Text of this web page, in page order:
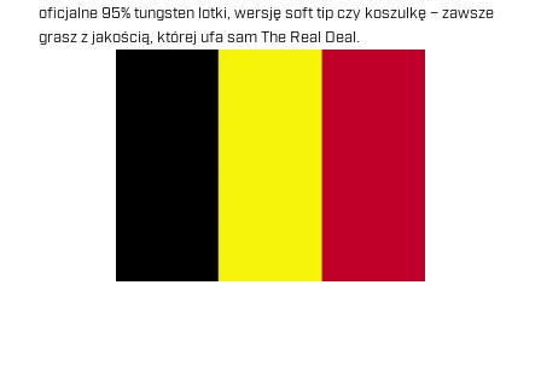
oficjalne 95% tungsten lotki, wersję soft tip czy koszulkę – zawsze
grasz z jakością, której ufa sam The Real Deal.